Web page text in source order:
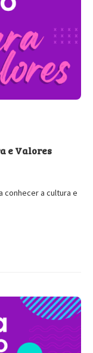
e Valores
conhecer a cultura e